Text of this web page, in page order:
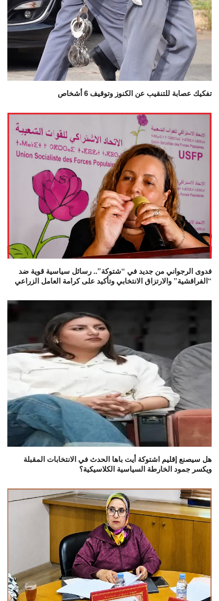
تفكيك عصابة للتنقيب عن الكنوز وتوقيف 6 أشخاص
فدوى الرجواني من جديد في “شتوكة”.. رسائل سياسية قوية ضد
“الفراقشية” والارتزاق الانتخابي وتأكيد على كرامة العامل الزراعي
هل سيصنع إقليم اشتوكة أيت باها الحدث في الانتخابات المقبلة
ويكسر جمود الخارطة السياسية الكلاسيكية؟